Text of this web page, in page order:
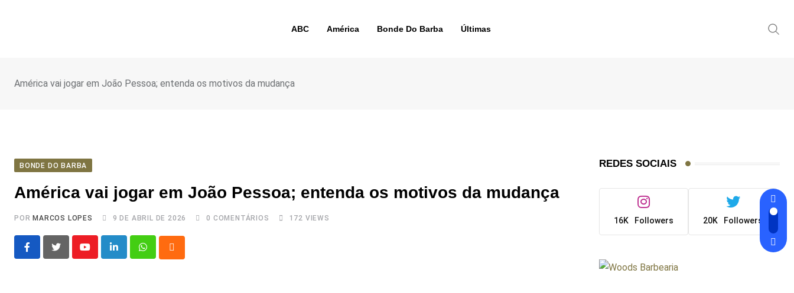
ABC América Bonde Do Barba Últimas
América vai jogar em João Pessoa; entenda os motivos da mudança
BONDE DO BARBA
América vai jogar em João Pessoa; entenda os motivos da mudança
POR MARCOS LOPES 9 DE ABRIL DE 2026 0 COMENTÁRIOS 172 VIEWS
YoutubeLinkedInWhatsapp
REDES SOCIAIS
16K Followers 20K Followers